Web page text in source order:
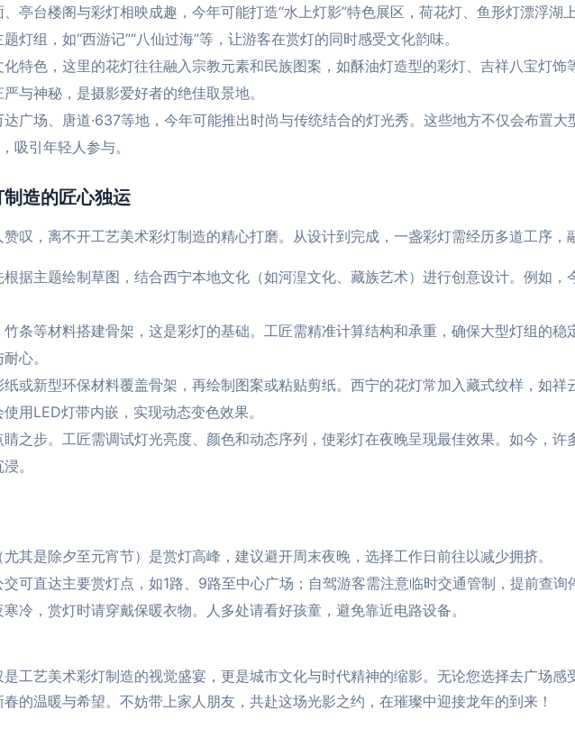
、亭台楼阁与彩灯相映成趣，今年可能打造“水上灯影”特色展区，荷花灯、鱼形灯漂浮湖
灯组，如“西游记”“八仙过海”等，让游客在赏灯的同时感受文化韵味。
化特色，这里的花灯往往融入宗教元素和民族图案，如酥油灯造型的彩灯、吉祥八宝灯
与神秘，是摄影爱好者的绝佳取景地。
达广场、唐道·637等地，今年可能推出时尚与传统结合的灯光秀。这些地方不仅会布置
吸引年轻人参与。
造的匠心独运
叹，离不开工艺美术彩灯制造的精心打磨。从设计到完成，一盏彩灯需经历多道工序，
根据主题绘制草图，结合西宁本地文化（如河湟文化、藏族艺术）进行创意设计。例如，
条等材料搭建骨架，这是彩灯的基础。工匠需精准计算结构和承重，确保大型灯组的
心。
纸或新型环保材料覆盖骨架，再绘制图案或粘贴剪纸。西宁的花灯常加入藏式纹样，如
用LED灯带内嵌，实现动态变色效果。
睛之步。工匠需调试灯光亮度、颜色和动态序列，使彩灯在夜晚呈现最佳效果。如今，
。
尤其是除夕至元宵节）是赏灯高峰，建议避开周末夜晚，选择工作日前往以减少拥挤。
可直达主要赏灯点，如1路、9路至中心广场；自驾游客需注意临时交通管制，提前查询
寒冷，赏灯时请穿戴保暖衣物。人多处请看好孩童，避免靠近电路设备。
工艺美术彩灯制造的视觉盛宴，更是城市文化与时代精神的缩影。无论您选择去广场
的温暖与希望。不妨带上家人朋友，共赴这场光影之约，在璀璨中迎接龙年的到来！